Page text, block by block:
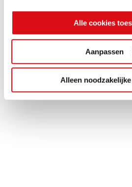
Alle cookies
Aanpassen
Alleen